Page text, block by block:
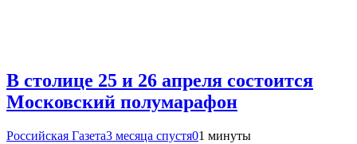
В столице 25 и 26 апреля состоится
Московский полумарафон
Российская Газета3 месяца спустя01 минуты